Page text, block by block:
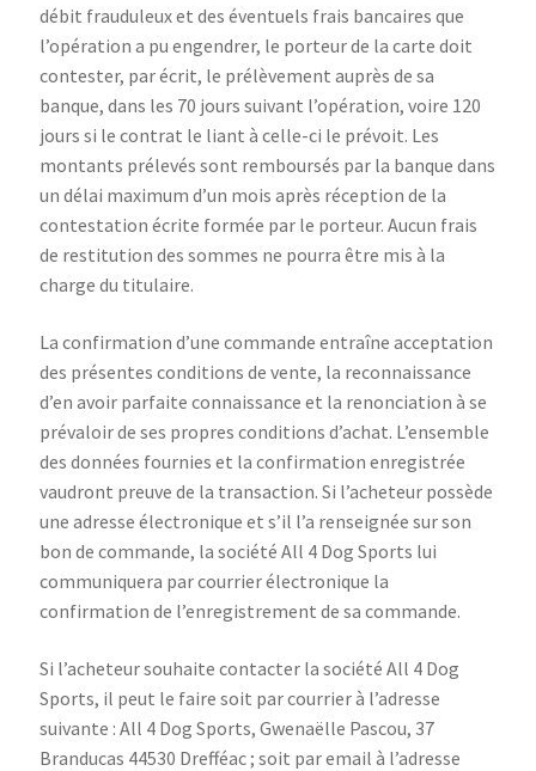
débit frauduleux et des éventuels frais bancaires que
l’opération a pu engendrer, le porteur de la carte doit
contester, par écrit, le prélèvement auprès de sa
banque, dans les 70 jours suivant l’opération, voire 120
jours si le contrat le liant à celle-ci le prévoit. Les
montants prélevés sont remboursés par la banque dans
un délai maximum d’un mois après réception de la
contestation écrite formée par le porteur. Aucun frais
de restitution des sommes ne pourra être mis à la
charge du titulaire.
La confirmation d’une commande entraîne acceptation
des présentes conditions de vente, la reconnaissance
d’en avoir parfaite connaissance et la renonciation à se
prévaloir de ses propres conditions d’achat. L’ensemble
des données fournies et la confirmation enregistrée
vaudront preuve de la transaction. Si l’acheteur possède
une adresse électronique et s’il l’a renseignée sur son
bon de commande, la société All 4 Dog Sports lui
communiquera par courrier électronique la
confirmation de l’enregistrement de sa commande.
Si l’acheteur souhaite contacter la société All 4 Dog
Sports, il peut le faire soit par courrier à l’adresse
suivante : All 4 Dog Sports, Gwenaëlle Pascou, 37
Branducas 44530 Drefféac ; soit par email à l’adresse